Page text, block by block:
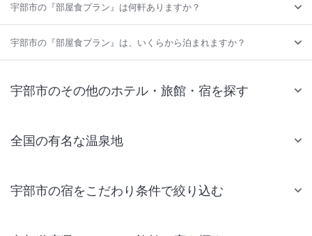
宇部市の『部屋食プラン』は何軒ありますか？
宇部市の『部屋食プラン』は、いくらから泊まれますか？
宇部市のその他のホテル・旅館・宿を探す
全国の有名な温泉地
宇部市の宿をこだわり条件で絞り込む